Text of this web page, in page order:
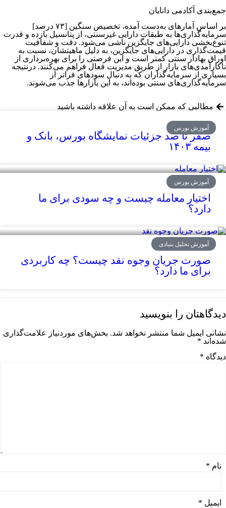
جمع‌بندی آکادمی دانایان
بر اساس آمارهای به‌دست آمده، تخصیص سنگین [۷۳ درصد]
سرمایه‌گذاری‌ها به طبقات دارایی غیرسنتی، از پتانسیل بازده و قدرت
تنوع‌بخشی دارایی‌های جایگزین ناشی می‌شود. دقت و شفافیت
قیمت‌گذاری در دارایی‌های جایگزین، به دلیل ماهیتشان، نسبت به
اوراق بهادار سنتی کمتر است و این فرصتی را برای بهره‌برداری از
ناکارآمدی‌های بازار از طریق مدیریت فعال فراهم می‌کنند. درنتیجه
بسیاری از سرمایه‌گذاران که به دنبال سودهای فراتر از
سرمایه‌گذاری‌های سنتی بوده‌اند، به این بازارها جذب می‌شوند.
مطالبی که ممکن است به آن علاقه داشته باشید
آموزش بورس
صفر تا صد جزئیات نمایشگاه بورس، بانک و
بیمه ۱۴۰۳
آموزش بورس
اختیار معامله چیست و چه سودی برای ما
دارد؟
آموزش تحلیل بنیادی
صورت جریان وجوه نقد چیست؟ چه کاربردی
برای ما دارد؟
دیدگاهتان را بنویسید
نشانی ایمیل شما منتشر نخواهد شد. بخش‌های موردنیاز علامت‌گذاری
شده‌اند *
دیدگاه *
نام *
ایمیل *